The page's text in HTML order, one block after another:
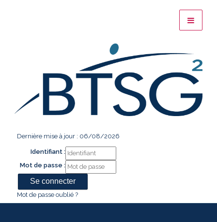
Dernière mise à jour : 06/08/2026
Identifiant :
Mot de passe :
Mot de passe oublié ?